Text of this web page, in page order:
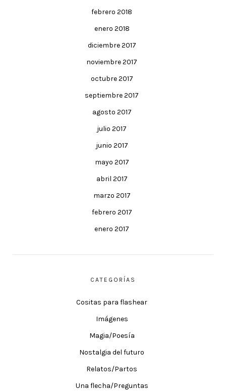
febrero 2018
enero 2018
diciembre 2017
noviembre 2017
octubre 2017
septiembre 2017
agosto 2017
julio 2017
junio 2017
mayo 2017
abril 2017
marzo 2017
febrero 2017
enero 2017
CATEGORÍAS
Cositas para flashear
Imágenes
Magia/Poesía
Nostalgia del futuro
Relatos/Partos
Una flecha/Preguntas